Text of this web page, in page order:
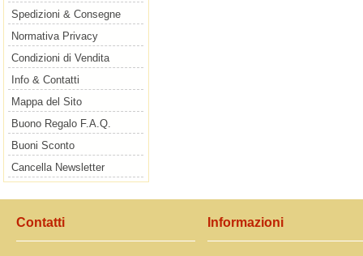
Spedizioni & Consegne
Normativa Privacy
Condizioni di Vendita
Info & Contatti
Mappa del Sito
Buono Regalo F.A.Q.
Buoni Sconto
Cancella Newsletter
Contatti Informazioni